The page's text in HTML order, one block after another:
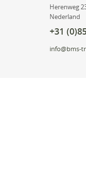
Herenweg
Nederland
+31
info@bms-